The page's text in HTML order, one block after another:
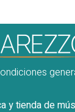
y tienda de